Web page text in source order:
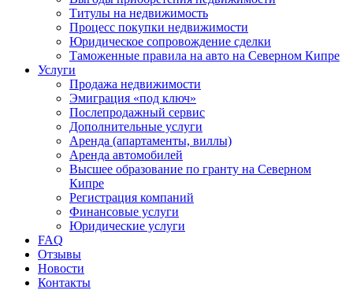
Титулы на недвижимость
Процесс покупки недвижимости
Юридическое сопровождение сделки
Таможенные правила на авто на Северном Кипре
Услуги
Продажа недвижимости
Эмиграция «под ключ»
Послепродажный сервис
Дополнительные услуги
Аренда (апартаменты, виллы)
Аренда автомобилей
Высшее образование по гранту на Северном
Кипре
Регистрация компаний
Финансовые услуги
Юридические услуги
FAQ
Отзывы
Новости
Контакты